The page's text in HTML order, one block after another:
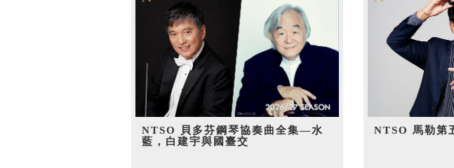
NTSO 貝多芬鋼琴協奏曲全集—水
藍，白建宇與國臺交
NTSO 馬勒第